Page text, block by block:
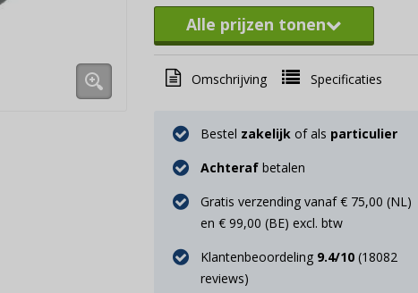
Alle prijzen tonen
Omschrijving Specificaties
Bestel zakelijk of als particulier
Achteraf betalen
Gratis verzending vanaf € 75,00 (NL)
en € 99,00 (BE) excl. btw
Klantenbeoordeling 9.4/10 (18082
reviews)